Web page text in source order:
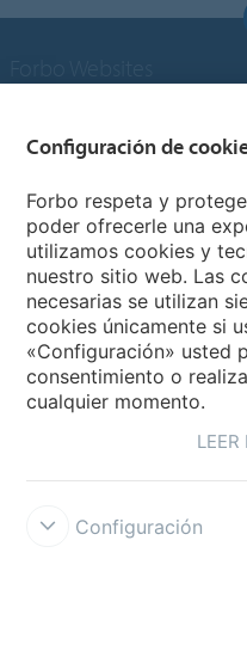
Forbo Flooring Systems
Forbo Movement Systems
Selecciona un país
Configuración de
Forbo respeta y
poder ofrecerle una
utilizamos cookies y
nuestro sitio web. Las
necesarias se utilizan
cookies únicamente si
«Configuración» usted
consentimiento o
cualquier momento.
LEER
Configuración